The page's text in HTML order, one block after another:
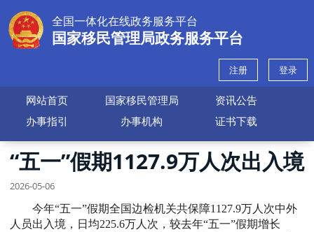
全国一体化在线政务服务平台
国家移民管理局政务服务平台
注册 登录
网站首页 国家移民管理局
资讯公告
办事指引
办事机构 证书下载
“五一”假期1127.9万人次出入境
2026-05-06
今年“五一”假期全国边检机关共保障1127.9万人次中外
人员出入境，日均225.6万人次，较去年“五一”假期增长